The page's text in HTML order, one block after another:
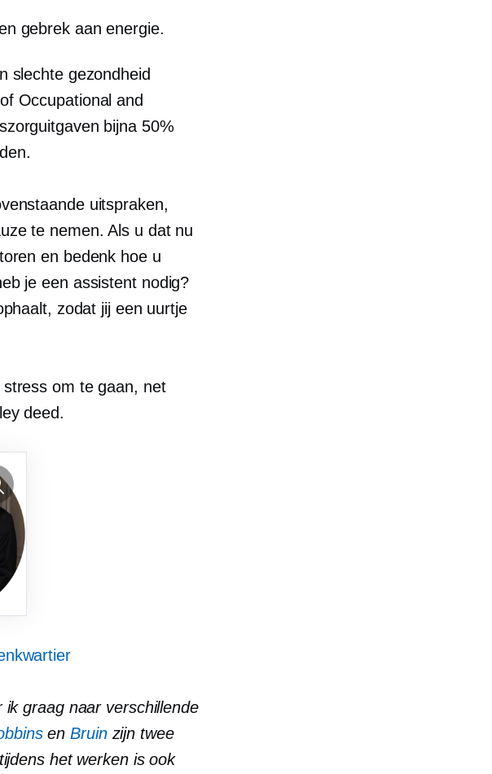
gebrek aan energie.
slechte gezondheid
Occupational and
bijna 50%
uitspraken,
te nemen. Als u dat nu
en bedenk hoe u
je een assistent nodig?
zodat jij een uurtje
om te gaan, net
deed.
graag naar verschillende
enBruinzijn twee
het werken is ook